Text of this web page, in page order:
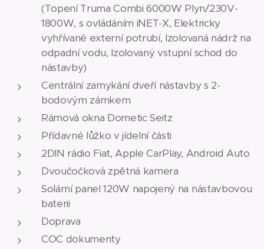
(Topení Truma Combi 6000W Plyn/230V-
1800W, s ovládáním iNET-X, Elektricky
vyhřívané externí potrubí, Izolovaná nádrž na
odpadní vodu, Izolovaný vstupní schod do
nástavby)
Centrální zamykání dveří nástavby s 2-
bodovým zámkem
Rámová okna Dometic Seitz
Přídavné lůžko v jídelní části
2DIN rádio Fiat, Apple CarPlay, Android Auto
Dvoučočková zpětná kamera
Solární panel 120W napojený na nástavbovou
baterii
Doprava
COC dokumenty